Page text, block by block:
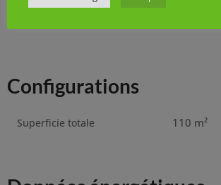
Status de la transaction
Configurations
Superficie totale 110 m²